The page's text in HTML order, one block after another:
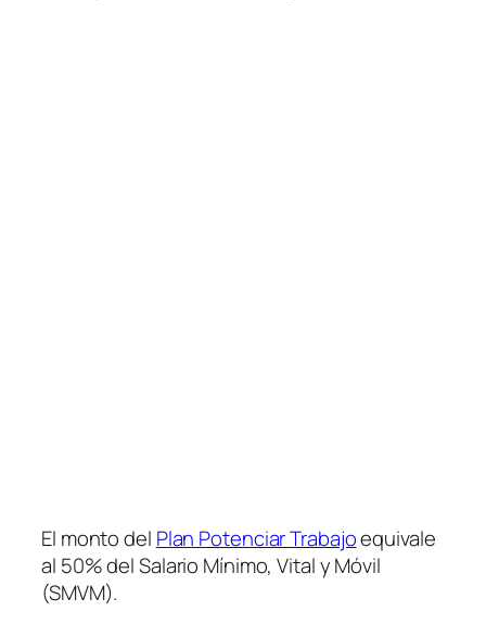
El monto del Plan Potenciar Trabajoequivale
al 50% del Salario Mínimo, Vital y Móvil
(SMVM).